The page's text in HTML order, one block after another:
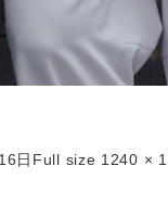
日 Full size 1240 ×